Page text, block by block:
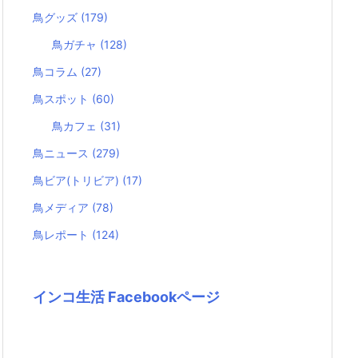
鳥グッズ (179)
鳥ガチャ (128)
鳥コラム (27)
鳥スポット (60)
鳥カフェ (31)
鳥ニュース (279)
鳥ビア(トリビア) (17)
鳥メディア (78)
鳥レポート (124)
インコ生活 Facebookページ